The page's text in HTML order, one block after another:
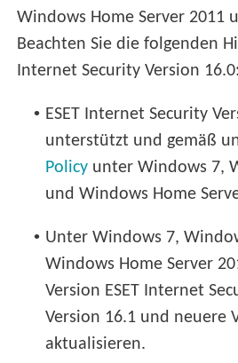
Windows Home Server 2011
Beachten Sie die folgenden
Internet Security Version 16.0:
• ESET Internet Security
unterstützt und gemäß
Policy unter Windows 7,
und Windows Home
• Unter Windows 7,
Windows Home Server
Version ESET Internet
Version 16.1 und neuere
aktualisieren.